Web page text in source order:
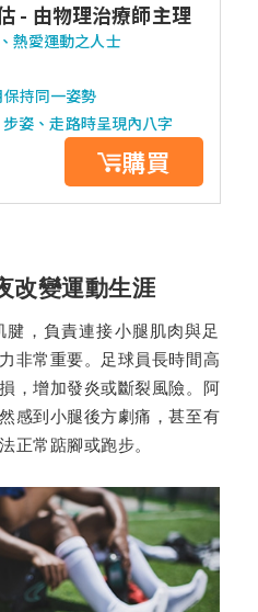
- 由物理治療師主理
熱愛運動之人士
持同一姿勢
姿、走路時呈現內八字
購買
改變運動生涯
，負責連接小腿肌肉與足
非常重要。足球員長時間高
，增加發炎或斷裂風險。阿
感到小腿後方劇痛，甚至有
正常踮腳或跑步。